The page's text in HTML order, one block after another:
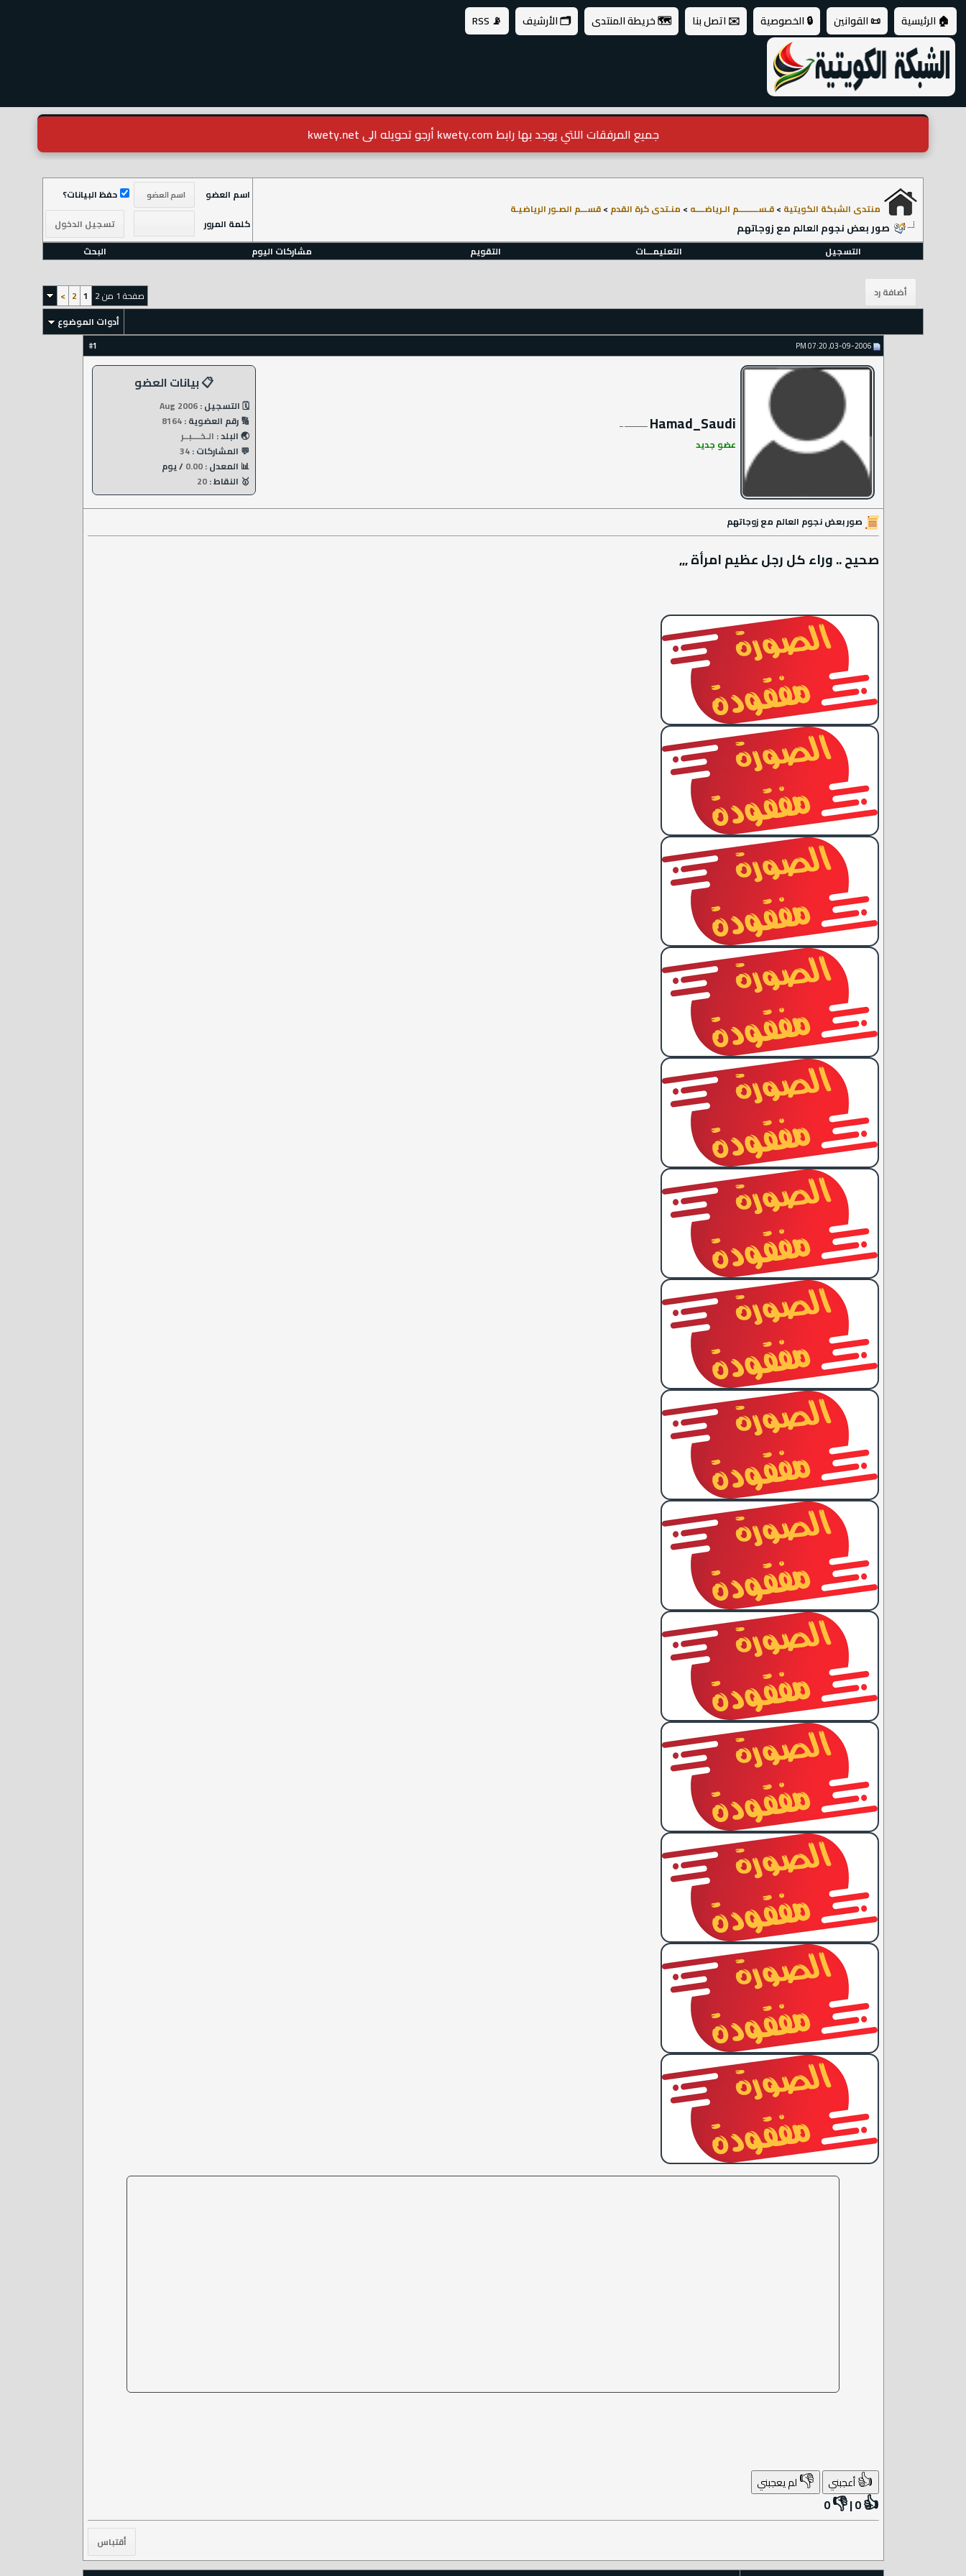
🏠 الرئيسية 📜 القوانين 🔒 الخصوصية ✉️ اتصل بنا 🗺️ خريطة المنتدى 🗂️ الأرشيف 📡 RSS
جميع المرفقات اللتي يوجد بها رابط kwety.com أرجو تحويله الى kwety.net
منتدى الشبكة الكويتية >قـســـــــــم الـرياضــــه > منـتدى كرة القدم >قســـم الصـور الرياضيـة
صور بعض نجوم العالم مع زوجاتهم
اسم العضو
حفظ البيانات؟
كلمة المرور
التسجيل
التعليمـــات التقويم مشاركات اليوم البحث
صفحة 1 من 2 1
2
>
أدوات الموضوع
1
Hamad_Saudi
عضو جديد
📋 بيانات العضو
🗓️ التسجيل :Aug 2006
🔢 رقم العضوية :8164
🌏 البلد : الـخــــبــر
💬 المشاركات :34
📊 المعدل :0.00 / يوم
🥇 النقاط :20
صور بعض نجوم العالم مع زوجاتهم
صحيح .. وراء كل رجل عظيم امرأة ,,,
👍أعجبني 👎لم يعجبني
👍
0
|
👎
0